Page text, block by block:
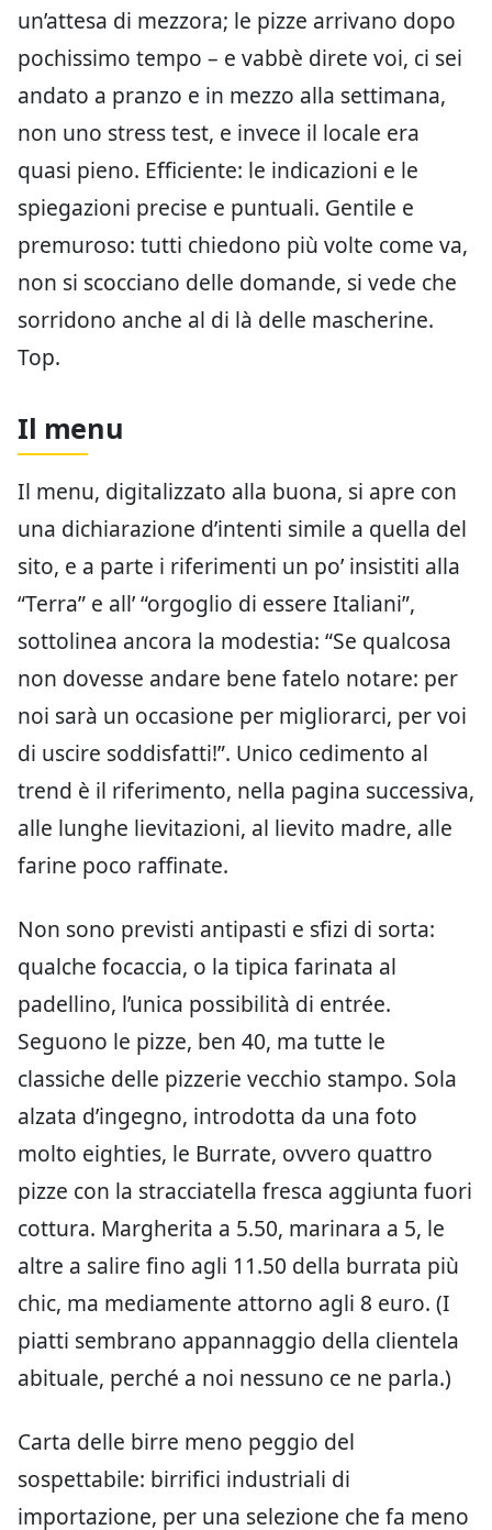
un’attesa di mezzora; le pizze arrivano dopo
pochissimo tempo – e vabbè direte voi, ci sei
andato a pranzo e in mezzo alla settimana,
non uno stress test, e invece il locale era
quasi pieno. Efficiente: le indicazioni e le
spiegazioni precise e puntuali. Gentile e
premuroso: tutti chiedono più volte come va,
non si scocciano delle domande, si vede che
sorridono anche al di là delle mascherine.
Top.
Il menu
Il menu, digitalizzato alla buona, si apre con
una dichiarazione d’intenti simile a quella del
sito, e a parte i riferimenti un po’ insistiti alla
“Terra” e all’ “orgoglio di essere Italiani”,
sottolinea ancora la modestia: “Se qualcosa
non dovesse andare bene fatelo notare: per
noi sarà un occasione per migliorarci, per voi
di uscire soddisfatti!”. Unico cedimento al
trend è il riferimento, nella pagina successiva,
alle lunghe lievitazioni, al lievito madre, alle
farine poco raffinate.
Non sono previsti antipasti e sfizi di sorta:
qualche focaccia, o la tipica farinata al
padellino, l’unica possibilità di entrée.
Seguono le pizze, ben 40, ma tutte le
classiche delle pizzerie vecchio stampo. Sola
alzata d’ingegno, introdotta da una foto
molto eighties, le Burrate, ovvero quattro
pizze con la stracciatella fresca aggiunta fuori
cottura. Margherita a 5.50, marinara a 5, le
altre a salire fino agli 11.50 della burrata più
chic, ma mediamente attorno agli 8 euro. (I
piatti sembrano appannaggio della clientela
abituale, perché a noi nessuno ce ne parla.)
Carta delle birre meno peggio del
sospettabile: birrifici industriali di
importazione, per una selezione che fa meno